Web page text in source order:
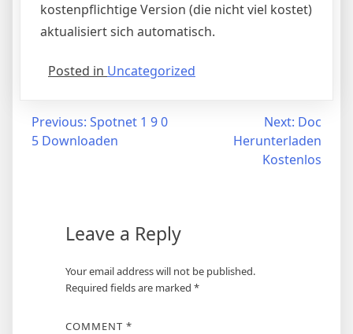
kostenpflichtige Version (die nicht viel kostet)
aktualisiert sich automatisch.
Posted in Uncategorized
Post
navigation
Previous: Spotnet 1 9 0
5 Downloaden
Next: Doc
Herunterladen
Kostenlos
Leave a Reply
Your email address will not be published.
Required fields are marked *
COMMENT *